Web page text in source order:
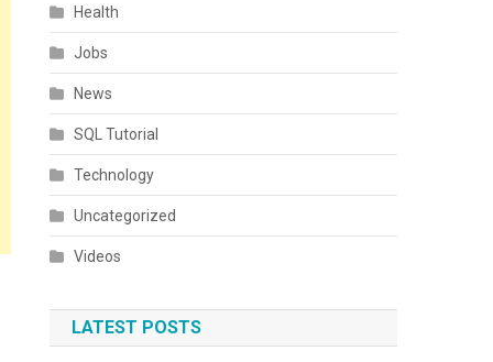
Health
Jobs
News
SQL Tutorial
Technology
Uncategorized
Videos
LATEST POSTS